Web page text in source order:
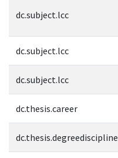
dc.subject.lcc
dc.subject.lcc
dc.subject.lcc
dc.thesis.career
dc.thesis.degreediscipline